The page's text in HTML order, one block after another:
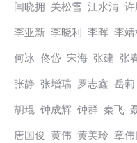
闫晓拥 关松雪 江水清
李亚新 李晓利 李晖 李
何冰 佟岱 宋海 张建 张
张静 张增瑞 罗志鑫 岳
胡琨 钟成辉 钟群 秦飞
唐国俊 黄伟 黄美玲 章